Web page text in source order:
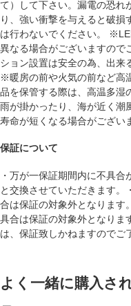
て）して下さい。漏電の恐
り、強い衝撃を与えると破
は行わないでください。
異なる場合がございますの
ション設置は安全の為、出来
※暖房の前や火気の前など高
品を保管する際は、高温多
雨が掛かったり、海が近く潮
寿命が短くなる場合がござい
保証について
・万が一保証期間内に不具
と交換させていただきます。
合は保証の対象外となります
具合は保証の対象外となりま
は、保証致しかねますのでご
よく一緒に購入さ